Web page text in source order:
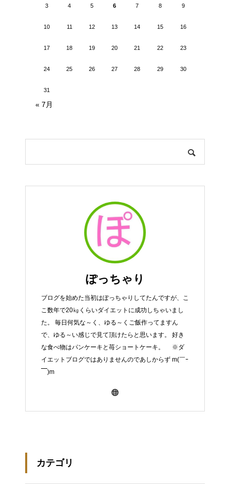
3 4 5 6 7 8 9
10 11 12 13 14 15 16
17 18 19 20 21 22 23
24 25 26 27 28 29 30
31
« 7月
ぽっちゃり
ブログを始めた当初はぽっちゃりしてたんですが、こ
こ数年で20㎏くらいダイエットに成功しちゃいまし
た。 毎日何気な～く、ゆる～くご飯作ってますん
で、ゆる～い感じで見て頂けたらと思います。 好き
な食べ物はパンケーキと苺ショートケーキ。 ※ダ
イエットブログではありませんのであしからず m(￣ｰ
￣)m
カテゴリ